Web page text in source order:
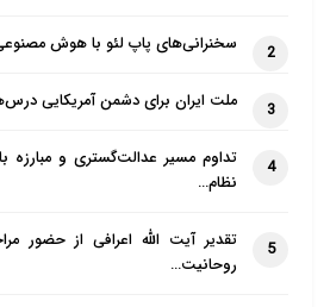
2 سخنرانی‌های پاپ لئو با هوش
3 ملت ایران برای دشمن آمریکایی
4
تداوم مسیر عدالت‌گستری و مبارزه
نظام…
5
تقدیر آیت الله اعرافی از حضور
روحانیت…